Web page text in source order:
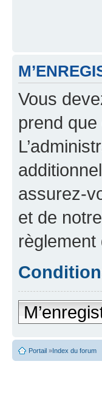
Vous
prend
assurez-
et de
règlement
Portail »Index du forum